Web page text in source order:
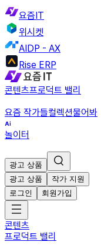
요즘IT
위시켓
AIDP - AX
Rise ERP
콘텐츠프로덕트 밸리
요즘 작가들컬렉션물어봐
놀이터
광고 상품
광고 상품
작가 지원
로그인
회원가입
콘텐츠
프로덕트 밸리